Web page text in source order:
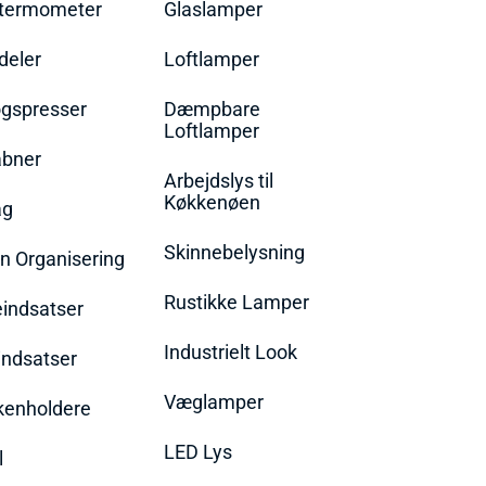
Organisering
Glaslamper
Loftlamper
Dæmpbare
Loftlamper
Arbejdslys til
Køkkenøen
Skinnebelysning
Rustikke Lamper
Industrielt Look
Væglamper
LED Lys